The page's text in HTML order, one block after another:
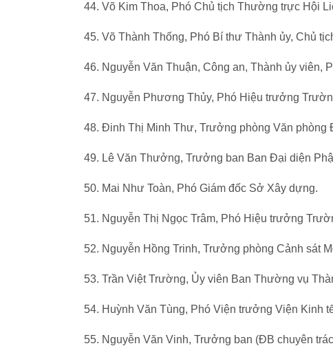
44. Võ Kim Thoa, Phó Chủ tịch Thường trực Hội
45. Võ Thành Thống, Phó Bí thư Thành ủy, Chủ
46. Nguyễn Văn Thuận, Công an, Thành ủy viên,
47. Nguyễn Phương Thủy, Phó Hiệu trưởng
48. Đinh Thị Minh Thư, Trưởng phòng Văn
49. Lê Văn Thưởng, Trưởng ban Ban Đại diện
50. Mai Như Toàn, Phó Giám đốc Sở Xây dựng.
51. Nguyễn Thị Ngọc Trâm, Phó Hiệu trưởng
52. Nguyễn Hồng Trinh, Trưởng phòng Cảnh sát
53. Trần Việt Trường, Ủy viên Ban Thường vụ
54. Huỳnh Văn Tùng, Phó Viện trưởng Viện Kinh
55. Nguyễn Văn Vinh, Trưởng ban (ĐB chuyên